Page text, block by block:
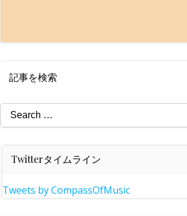
記事を検索
Search
for:
Twitterタイムライン
Tweets by CompassOfMusic